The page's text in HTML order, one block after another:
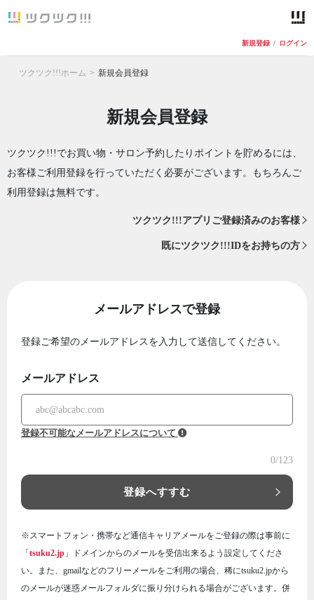
新規登録 / ログイン
ツクツク!!!ホーム 新規会員登録
新規会員登録
ツクツク!!!でお買い物・サロン予約したりポイントを貯めるには、
お客様ご利用登録を行っていただく必要がございます。もちろんご
利用登録は無料です。
ツクツク!!!アプリご登録済みのお客様
既にツクツク!!!IDをお持ちの方
メールアドレスで登録
登録ご希望のメールアドレスを入力して送信してください。
メールアドレス
登録不可能なメールアドレスについて
0/123
登録へすすむ
※スマートフォン・携帯など通信キャリアメールをご登録の際は事前に
「 tsuku2.jp 」ドメインからのメールを受信出来るよう設定してくださ
い。また、gmailなどのフリーメールをご利用の場合、稀にtsuku2.jpから
のメールが迷惑メールフォルダに振り分けられる場合がございます。併